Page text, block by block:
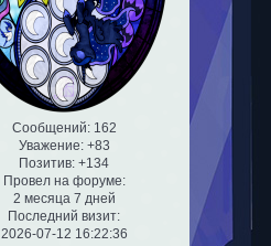
Сообщений:162
Уважение: +83
Позитив: +134
Провел на форуме:
2 месяца 7 дней
Последний визит:
2026-07-12 16:22:36